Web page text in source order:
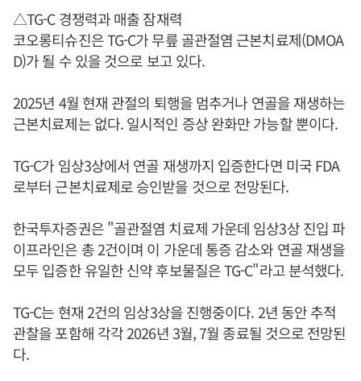
△TG-C 경쟁력과 매출 잠재력
코오롱티슈진은 TG-C가 무릎 골관절염 근본치료제(DMOA
D)가 될 수 있을 것으로 보고 있다.
2025년 4월 현재 관절의 퇴행을 멈추거나 연골을 재생하는
근본치료제는 없다. 일시적인 증상 완화만 가능할 뿐이다.
TG-C가 임상3상에서 연골 재생까지 입증한다면 미국 FDA
로부터 근본치료제로 승인받을 것으로 전망된다.
한국투자증권은 "골관절염 치료제 가운데 임상3상 진입 파
이프라인은 총 2건이며 이 가운데 통증 감소와 연골 재생을
모두 입증한 유일한 신약 후보물질은 TG-C"라고 분석했다.
TG-C는 현재 2건의 임상3상을 진행중이다. 2년 동안 추적
관찰을 포함해 각각 2026년 3월, 7월 종료될 것으로 전망된
다.